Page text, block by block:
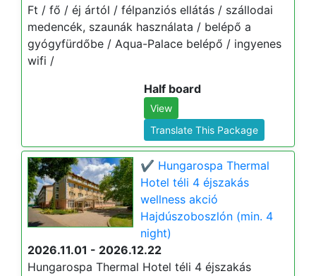
Ft / fő / éj ártól / félpanziós ellátás / szállodai
medencék, szaunák használata / belépő a
gyógyfürdőbe / Aqua-Palace belépő / ingyenes
wifi /
Half board
View
Translate This Package
✔️ Hungarospa Thermal
Hotel téli 4 éjszakás
wellness akció
Hajdúszoboszlón (min. 4
night)
2026.11.01 - 2026.12.22
Hungarospa Thermal Hotel téli 4 éjszakás